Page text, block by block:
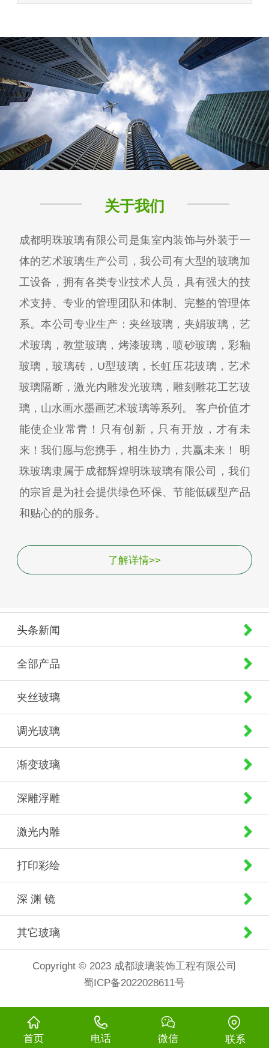
关于我们
成都明珠玻璃有限公司是集室内装饰与外装于一
体的艺术玻璃生产公司，我公司有大型的玻璃加
工设备，拥有各类专业技术人员，具有强大的技
术支持、专业的管理团队和体制、完整的管理体
系。本公司专业生产：夹丝玻璃，夹娟玻璃，艺
术玻璃，教堂玻璃，烤漆玻璃，喷砂玻璃，彩釉
玻璃，玻璃砖，U型玻璃，长虹压花玻璃，艺术
玻璃隔断，激光内雕发光玻璃，雕刻雕花工艺玻
璃，山水画水墨画艺术玻璃等系列。 客户价值才
能使企业常青！只有创新，只有开放，才有未
来！我们愿与您携手，相生协力，共赢未来！ 明
珠玻璃隶属于成都辉煌明珠玻璃有限公司，我们
的宗旨是为社会提供绿色环保、节能低碳型产品
和贴心的的服务。
了解详情>>
头条新闻
全部产品
夹丝玻璃
调光玻璃
渐变玻璃
深雕浮雕
激光内雕
打印彩绘
深 渊 镜
其它玻璃
Copyright © 2023 成都玻璃装饰工程有限公司
蜀ICP备2022028611号
首页 电话 微信 联系